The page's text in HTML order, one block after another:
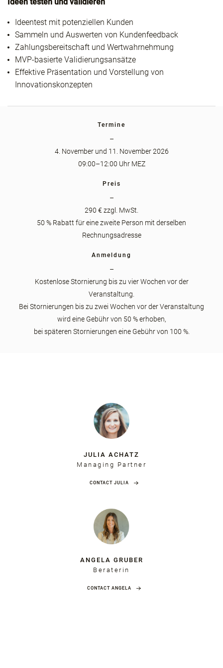
Ideentest mit potenziellen Kunden
Sammeln und Auswerten von Kundenfeedback
Zahlungsbereitschaft und Wertwahrnehmung
MVP-basierte Validierungsansätze
Effektive Präsentation und Vorstellung von
Innovationskonzepten
Termine
–
4. November und 11. November 2026
09:00–12:00 Uhr MEZ
Preis
–
290 € zzgl. MwSt.
50 % Rabatt für eine zweite Person mit derselben
Rechnungsadresse
Anmeldung
–
Kostenlose Stornierung bis zu vier Wochen vor der
Veranstaltung.
Bei Stornierungen bis zu zwei Wochen vor der Veranstaltung
wird eine Gebühr von 50 % erhoben,
bei späteren Stornierungen eine Gebühr von 100 %.
JULIA ACHATZ
Managing Partner
CONTACT JULIA
ANGELA GRUBER
Beraterin
CONTACT ANGELA